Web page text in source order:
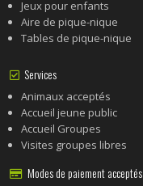
Jeux pour enfants
Aire de pique-nique
Tables de pique-nique
Services
Animaux acceptés
Accueil jeune public
Accueil Groupes
Visites groupes libres
Modes de paiement acceptés